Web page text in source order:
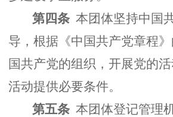
第四条 本团体坚持中国
导，根据《中国共产党章程
国共产党的组织，开展党的
活动提供必要条件。
第五条 本团体登记管理